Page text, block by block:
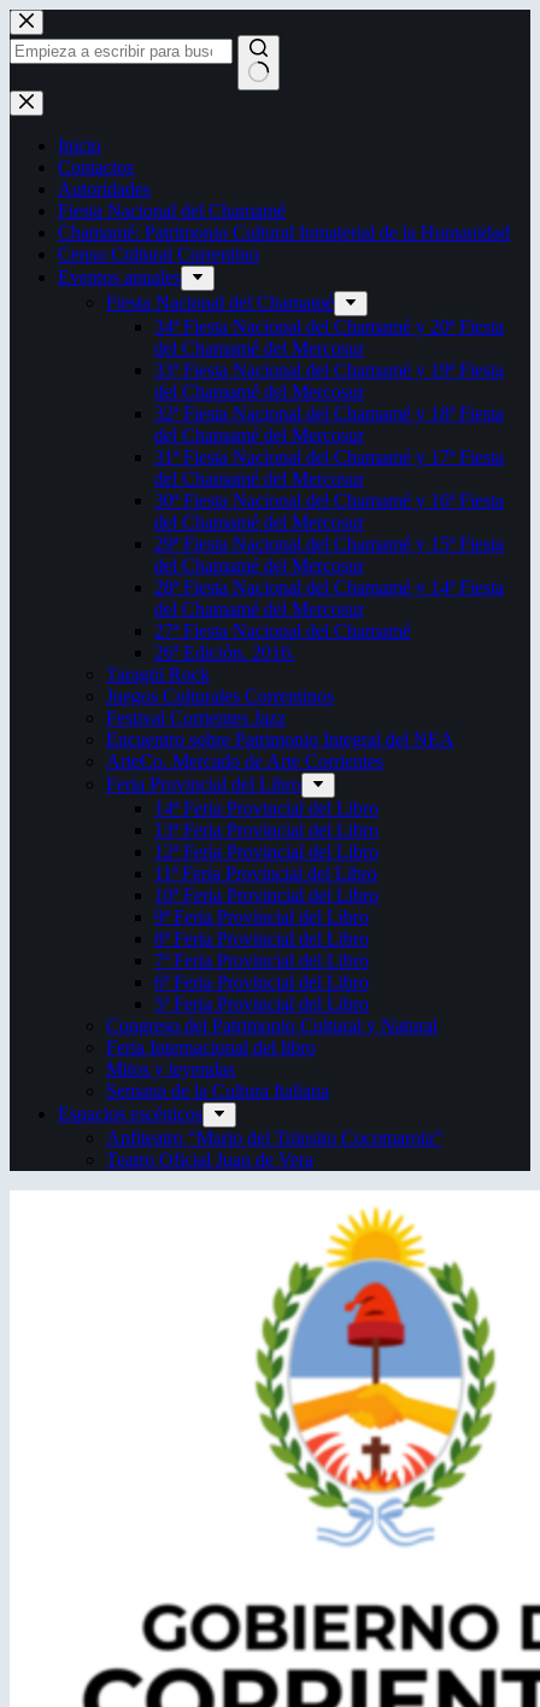
Saltar
al
contenido
Sin
resultados
Inicio
Contactos
Autoridades
Fiesta Nacional del Chamamé
Chamamé: Patrimonio Cultural Inmaterial de la Humanidad
Censo Cultural Correntino
Eventos anuales
Fiesta Nacional del Chamamé
34ª Fiesta Nacional del Chamamé y 20ª Fiesta
del Chamamé del Mercosur
33ª Fiesta Nacional del Chamamé y 19ª Fiesta
del Chamamé del Mercosur
32ª Fiesta Nacional del Chamamé y 18ª Fiesta
del Chamamé del Mercosur
31ª Fiesta Nacional del Chamamé y 17ª Fiesta
del Chamamé del Mercosur
30ª Fiesta Nacional del Chamamé y 16ª Fiesta
del Chamamé del Mercosur
29ª Fiesta Nacional del Chamamé y 15ª Fiesta
del Chamamé del Mercosur
28ª Fiesta Nacional del Chamamé y 14ª Fiesta
del Chamamé del Mercosur
27ª Fiesta Nacional del Chamamé
26ª Edición. 2016.
Taragüi Rock
Juegos Culturales Correntinos
Festival Corrientes Jazz
Encuentro sobre Patrimonio Integral del NEA
ArteCo. Mercado de Arte Corrientes
Feria Provincial del Libro
14ª Feria Provincial del Libro
13ª Feria Provincial del Libro
12ª Feria Provincial del Libro
11ª Feria Provincial del Libro
10ª Feria Provincial del Libro
9ª Feria Provincial del Libro
8ª Feria Provincial del Libro
7ª Feria Provincial del Libro
6ª Feria Provincial del Libro
5ª Feria Provincial del Libro
Congreso del Patrimonio Cultural y Natural
Feria Internacional del libro
Mitos y leyendas
Semana de la Cultura Italiana
Espacios escénicos
Anfiteatro “Mario del Tránsito Cocomarola”
Teatro Oficial Juan de Vera